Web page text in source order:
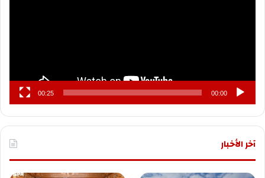
00:00
00:25
آخر الأخبار